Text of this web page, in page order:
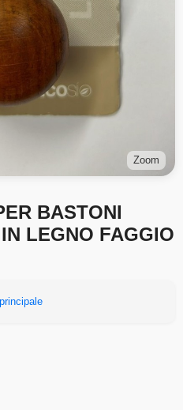
Zoom
BASTONI
LEGNO FAGGIO